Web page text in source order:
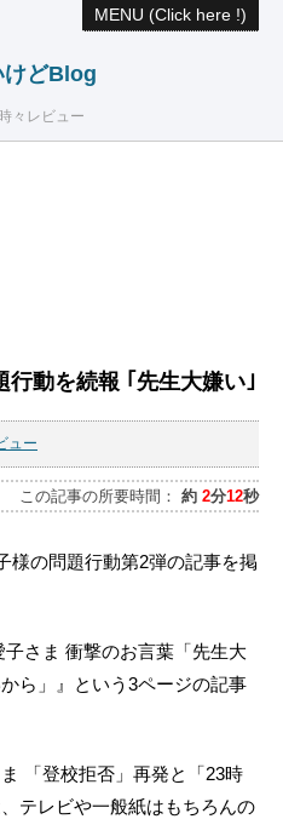
MENU (Click here !)
けどBlog
々レビュー
動を続報 ｢先生大嫌い｣
ュー
この記事の所要時間： 約 2分12秒
様の問題行動第2弾の記事を掲
子さま 衝撃のお言葉「先生大
ら」』という3ページの記事
「登校拒否」再発と「23時
テレビや一般紙はもちろんの